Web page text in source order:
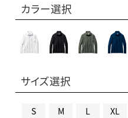
カラー選択
サイズ選択
S M L XL